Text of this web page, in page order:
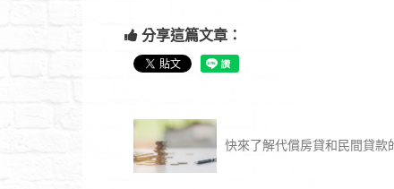
分享這篇文章：
快來了解代償房貸和民間貸款